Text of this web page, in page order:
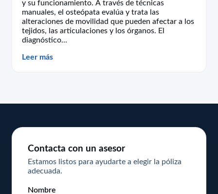
y su funcionamiento. A través de técnicas
manuales, el osteópata evalúa y trata las
alteraciones de movilidad que pueden afectar a los
tejidos, las articulaciones y los órganos. El
diagnóstico...
Leer más
Contacta con un asesor
Estamos listos para ayudarte a elegir la póliza
adecuada.
Nombre